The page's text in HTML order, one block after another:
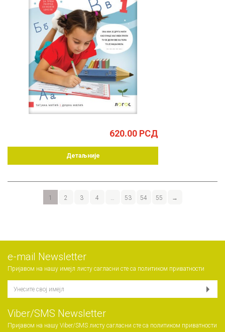
620.00 РСД
Детаљније
1 2 3 4 53 54 55 →
е-mail Newsletter
Пријавом на нашу имејл листу сагласни сте са политиком приватности
Viber/SMS Newsletter
Пријавом на нашу Viber/SMS листу сагласни сте са политиком приватности